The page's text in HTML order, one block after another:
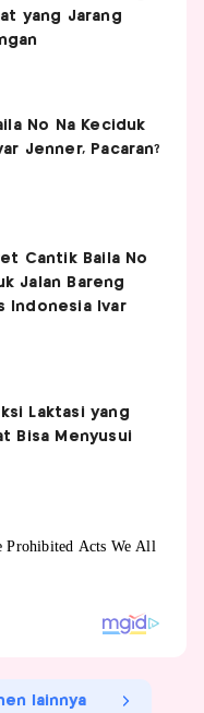
yang Jarang
No Na Keciduk
Jenner, Pacaran?
Cantik Baila No
Jalan Bareng
Indonesia Ivar
Laktasi yang
Bisa Menyusui
lainnya